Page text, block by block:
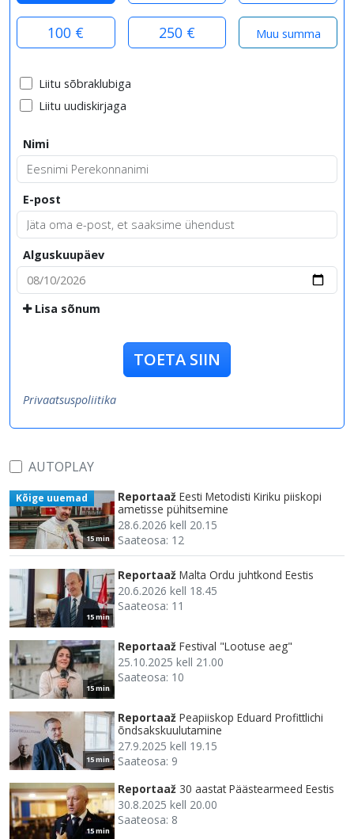
100 € 250 €
Liitu sõbraklubiga
Liitu uudiskirjaga
Nimi
E-post
Alguskuupäev
Lisa sõnum
TOETA SIIN
Privaatsuspoliitika
AUTOPLAY
15 min
Kõige uuemad Reportaaž Eesti Metodisti Kiriku piiskopi
ametisse pühitsemine
28.6.2026 kell 20.15
Saateosa: 12
15 min
Reportaaž Malta Ordu juhtkond Eestis
20.6.2026 kell 18.45
Saateosa: 11
15 min
Reportaaž Festival "Lootuse aeg"
25.10.2025 kell 21.00
Saateosa: 10
15 min
Reportaaž Peapiiskop Eduard Profittlichi
õndsakskuulutamine
27.9.2025 kell 19.15
Saateosa: 9
15 min
Reportaaž 30 aastat Päästearmeed Eestis
30.8.2025 kell 20.00
Saateosa: 8